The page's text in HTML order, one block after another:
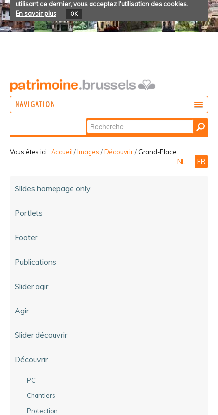
utilisant ce dernier, vous acceptez l'utilisation des cookies.
En savoir plus
OK
NAVIGATION
Chercher par
Recherche
avancée…
Vous êtes ici : Accueil /Images /Découvrir/ Grand-Place
NL FR
Slides homepage only
Portlets
Footer
Publications
Slider agir
Agir
Slider découvrir
Découvrir
PCI
Chantiers
Protection